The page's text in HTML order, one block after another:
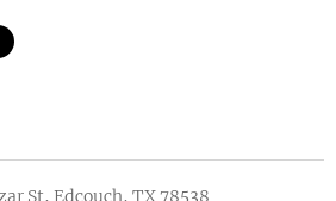
St, Edcouch, TX 78538